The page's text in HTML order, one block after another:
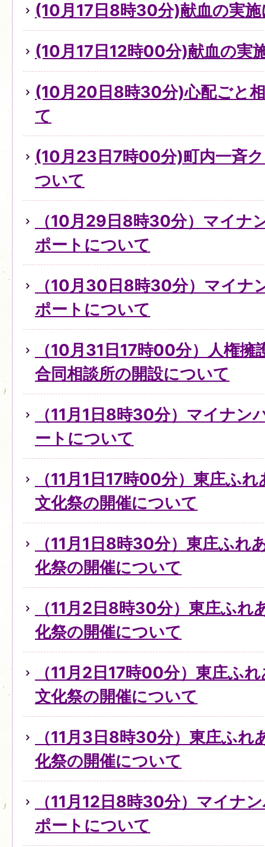
(10月17日8時30分)献血の実
(10月17日12時00分)献血の実
(10月20日8時30分)心配ごと
て
(10月23日7時00分)町内一斉
ついて
（10月29日8時30分）マイナ
ポートについて
（10月30日8時30分）マイナ
ポートについて
（10月31日17時00分）人権擁
合同相談所の開設について
（11月1日8時30分）マイナン
ートについて
（11月1日17時00分）東庄ふ
文化祭の開催について
（11月1日8時30分）東庄ふれ
化祭の開催について
（11月2日8時30分）東庄ふれ
化祭の開催について
（11月2日17時00分）東庄ふ
文化祭の開催について
（11月3日8時30分）東庄ふれ
化祭の開催について
（11月12日8時30分）マイナ
ポートについて